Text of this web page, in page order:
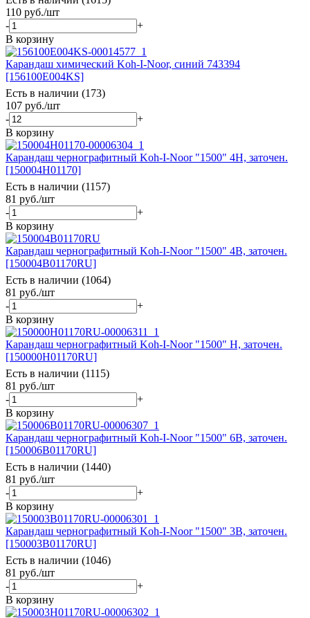
110 руб./шт
-
+
В корзину
Карандаш химический Koh-I-Noor, синий 743394
[156100E004KS]
Есть в наличии (173)
107 руб./шт
-
+
В корзину
Карандаш чернографитный Koh-I-Noor "1500" 4Н, заточен.
[150004H01170]
Есть в наличии (1157)
81 руб./шт
-
+
В корзину
Карандаш чернографитный Koh-I-Noor "1500" 4В, заточен.
[150004B01170RU]
Есть в наличии (1064)
81 руб./шт
-
+
В корзину
Карандаш чернографитный Koh-I-Noor "1500" Н, заточен.
[150000H01170RU]
Есть в наличии (1115)
81 руб./шт
-
+
В корзину
Карандаш чернографитный Koh-I-Noor "1500" 6В, заточен.
[150006B01170RU]
Есть в наличии (1440)
81 руб./шт
-
+
В корзину
Карандаш чернографитный Koh-I-Noor "1500" 3В, заточен.
[150003B01170RU]
Есть в наличии (1046)
81 руб./шт
-
+
В корзину